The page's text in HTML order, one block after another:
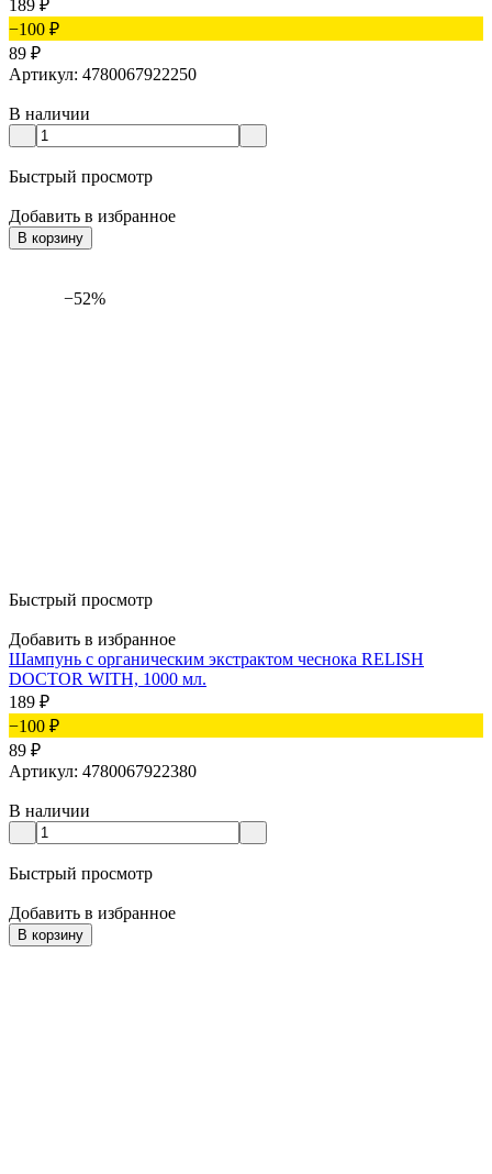
189 ₽
−100 ₽
89 ₽
Артикул: 4780067922250
В наличии
Быстрый просмотр
Добавить в избранное
В корзину
−52%
Быстрый просмотр
Добавить в избранное
Шампунь c органическим экстрактом чеснока RELISH
DOCTOR WITH, 1000 мл.
189 ₽
−100 ₽
89 ₽
Артикул: 4780067922380
В наличии
Быстрый просмотр
Добавить в избранное
В корзину